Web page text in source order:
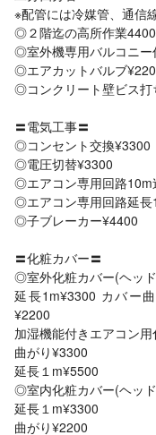
※配管には冷媒管、通信
◎２階迄の高所作業
◎室外機専用バルコニー
◎エアカットバルブ
◎コンクリート壁ビス打
〓電気工事〓
◎コンセント交換¥3300
◎電圧切替¥3300
◎エアコン専用回路10m
◎エアコン専用回路延長
◎子ブレーカー¥4400
〓化粧カバー〓
◎室外化粧カバー(ヘッ
延長1m¥3300 カバー
¥2200
加湿機能付きエアコン
曲がり¥3300
延長１m¥5500
◎室内化粧カバー(ヘッ
延長１m¥3300
曲がり¥2200